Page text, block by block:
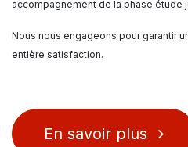
accompagnement de la phase étude
Nous nous engageons pour garantir
entière satisfaction.
En savoir plus